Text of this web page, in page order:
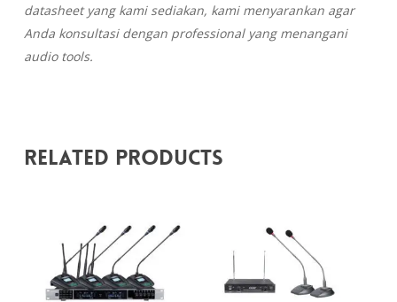
datasheet yang kami sediakan, kami menyarankan agar
Anda konsultasi dengan professional yang menangani
audio tools.
Related Products
Rp7.699.000 Rp 1.800.000